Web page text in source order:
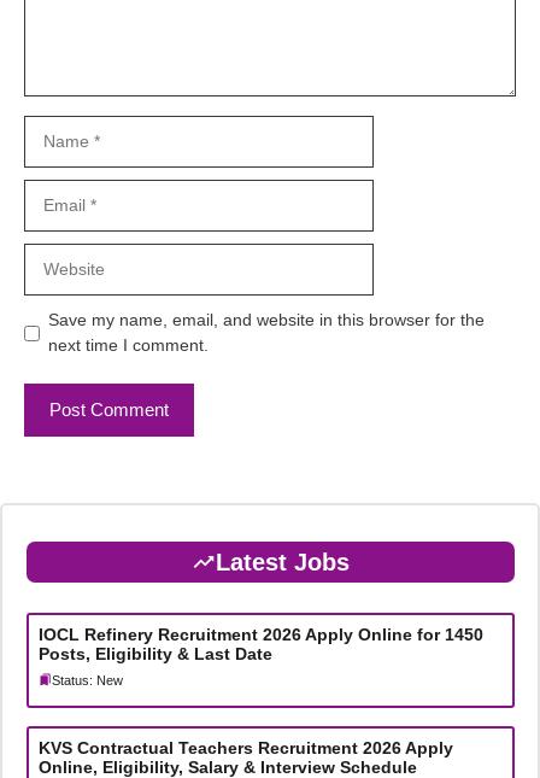
Save my name, email, and website in this browser for the
next time I comment.
Latest Jobs
IOCL Refinery Recruitment 2026 Apply Online for 1450
Posts, Eligibility & Last Date
Status: New
KVS Contractual Teachers Recruitment 2026 Apply
Online, Eligibility, Salary & Interview Schedule